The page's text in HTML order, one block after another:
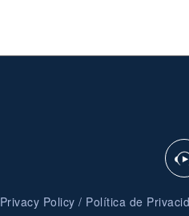
Privacy Policy / Política de